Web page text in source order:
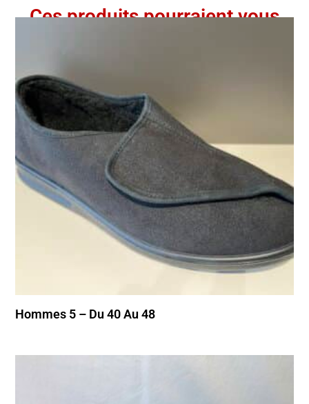
Ces produits pourraient vous
Hommes 5 – Du 40 Au 48